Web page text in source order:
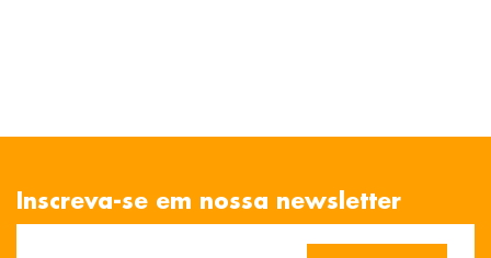
Inscreva-se em nossa newsletter